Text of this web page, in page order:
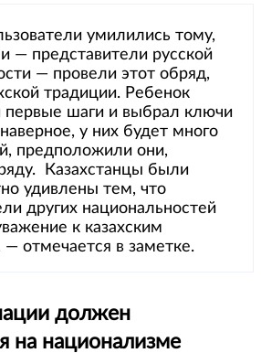
умилились тому,
— представители русской
— провели этот обряд,
традиции. Ребенок
первые шаги и выбрал ключи
у них будет много
предположили они,
Казахстанцы были
удивлены тем, что
других национальностей
к казахским
— отмечается в заметке.
должен
на национализме